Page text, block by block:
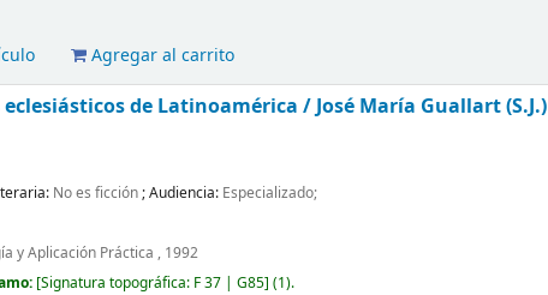
Agregar al carrito
de Latinoamérica /José María Guallart (S.J.)
No es ficción; Audiencia: Especializado;
y Aplicación Práctica , 1992
Signatura topográfica: F 37 | G85 (1).